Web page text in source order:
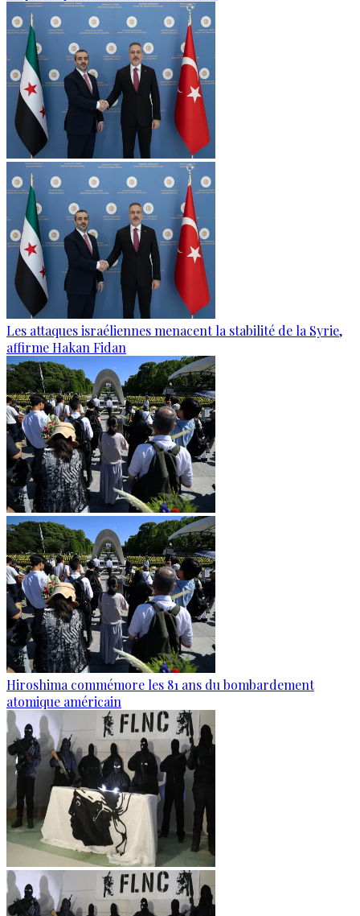
Les attaques israéliennes menacent la stabilité de la Syrie,
affirme Hakan Fidan
Hiroshima commémore les 81 ans du bombardement
atomique américain